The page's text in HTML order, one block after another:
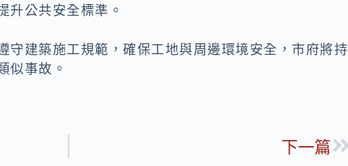
升公共安全標準。
守建築施工規範，確保工地與周邊環境安全，市府將持
似事故。
下一篇